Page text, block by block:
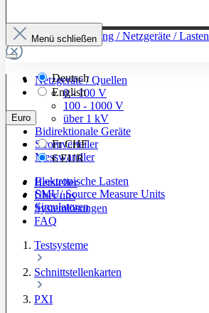
Zur Kategorie: Leistung / Netzgeräte / Lasten
Netzgeräte / Quellen
0 - 100 V
100 - 1000 V
über 1 kV
Bidirektionale Geräte
Stromverteiler
Messwandler
Elektronische Lasten
SMU/ Source Measure Units
Simulatoren
Menü schließen
Deutsch
English
Euro
FrCHF
€EUR
Hersteller
Über uns
Systemlösungen
FAQ
Testsysteme
Schnittstellenkarten
PXI